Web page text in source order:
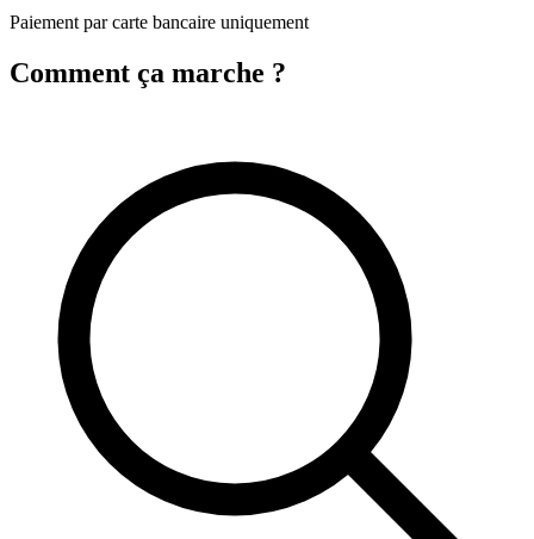
Paiement par carte bancaire uniquement
Comment ça marche ?